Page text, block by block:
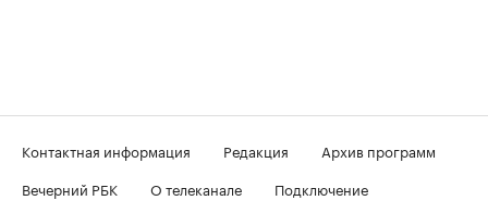
Контактная информация Редакция
Архив программ
Вечерний РБК
О телеканале
Подключение